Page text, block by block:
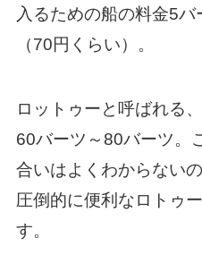
入るための船の料金5
（70円くらい）。
ロットゥーと呼ばれる
60バーツ～80バーツ。
合いはよくわからない
圧倒的に便利なロトゥ
す。